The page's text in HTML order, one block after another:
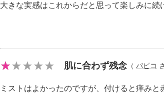
大きな実感はこれからだと思って楽しみに続
肌に合わず残念 （ パピコ
ミストはよかったのですが、付けると痒み